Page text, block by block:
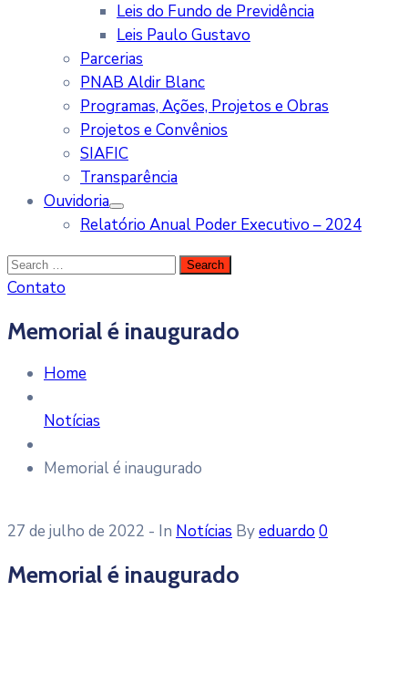
Leis do Fundo de Previdência
Leis Paulo Gustavo
Parcerias
PNAB Aldir Blanc
Programas, Ações, Projetos e Obras
Projetos e Convênios
SIAFIC
Transparência
Ouvidoria
Relatório Anual Poder Executivo – 2024
Contato
Memorial é inaugurado
Home
Notícias
Memorial é inaugurado
27 de julho de 2022 - In Notícias Byeduardo 0
Memorial é inaugurado